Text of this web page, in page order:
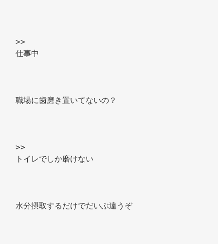
>>
仕事中
職場に歯磨き置いてないの？
>>
トイレでしか磨けない
水分摂取するだけでだいぶ違うぞ